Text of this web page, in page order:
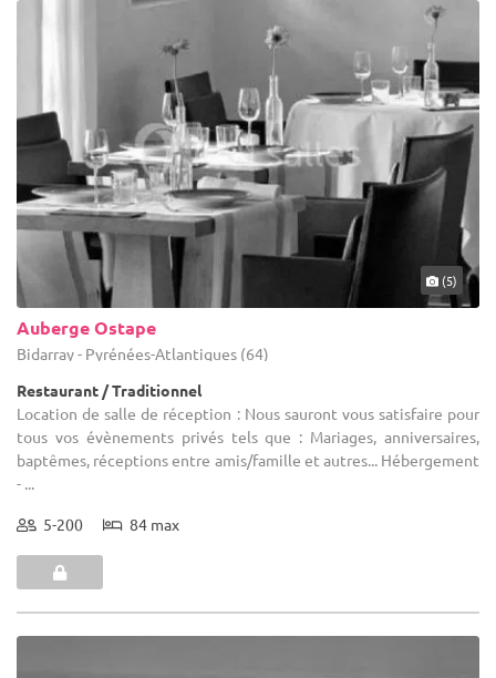
(5)
Auberge Ostape
Bidarray - Pyrénées-Atlantiques (64)
Restaurant / Traditionnel
Location de salle de réception : Nous sauront vous satisfaire pour
tous vos évènements privés tels que : Mariages, anniversaires,
baptêmes, réceptions entre amis/famille et autres... Hébergement
- ...
5-200 84 max